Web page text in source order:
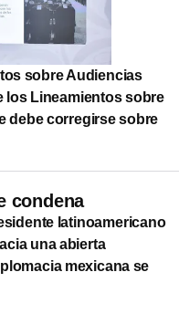
sobre Audiencias
los Lineamientos sobre
debe corregirse sobre
condena
latinoamericano
una abierta
mexicana se